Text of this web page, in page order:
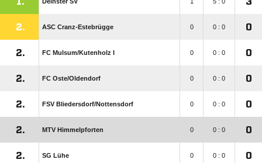
Deinster SV 1 5 : 0
2. ASC Cranz-Estebrügge 0 0 : 0 0
2. FC Mulsum/​Kutenholz I 0 0 : 0 0
2. FC Oste/​Oldendorf 0 0 : 0 0
2. FSV Bliedersdorf/​Nottensdorf 0 0 : 0 0
2. MTV Himmelpforten 0 0 : 0 0
2. SG Lühe 0 0 : 0 0